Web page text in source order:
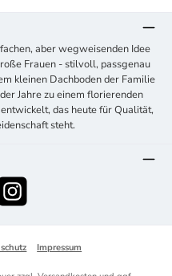
aber wegweisenden Idee
Frauen - stilvoll, passgenau
kleinen Dachboden der Familie
Jahre zu einem florierenden
das heute für Qualität,
steht.
Instagram
Impressum